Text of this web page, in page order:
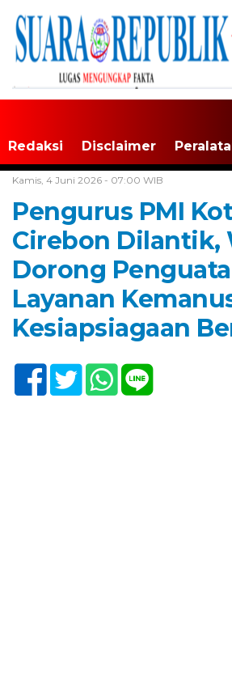
Redaksi Disclaimer
Kamis, 4 Juni 2026 - 07:00 WIB
Pengurus PMI
Cirebon Dilantik,
Dorong
Layanan
Kesiapsiagaan